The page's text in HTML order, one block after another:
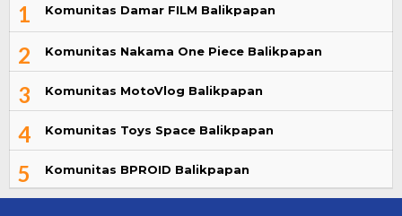
1 Komunitas Damar FILM Balikpapan
2 Komunitas Nakama One Piece Balikpapan
3 Komunitas MotoVlog Balikpapan
4 Komunitas Toys Space Balikpapan
5 Komunitas BPROID Balikpapan